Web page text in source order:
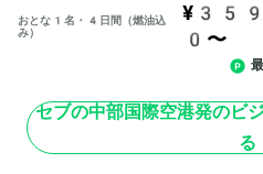
おとな1名・4日間（燃油込
み）
0〜
セブの中部国際空港発のビ
る